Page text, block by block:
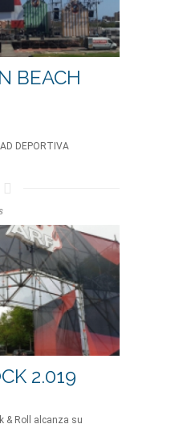
BEACH
DEPORTIVA
2.019
& Roll alcanza su